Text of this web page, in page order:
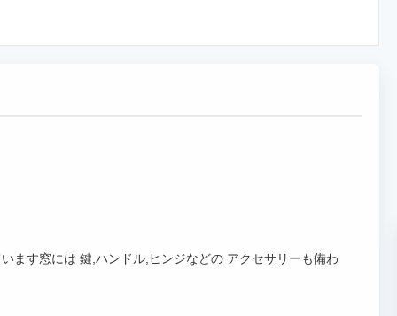
ます窓には 鍵,ハンドル,ヒンジなどの アクセサリーも備わ